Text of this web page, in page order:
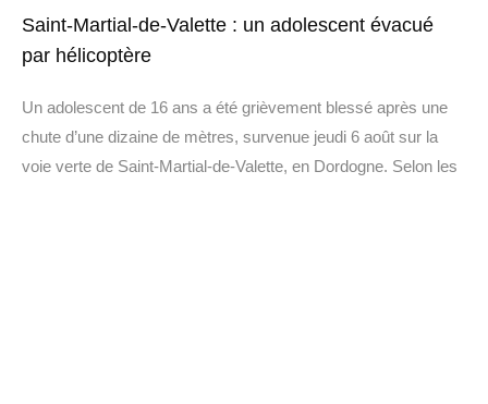
Saint-Martial-de-Valette : un adolescent évacué
par hélicoptère
Un adolescent de 16 ans a été grièvement blessé après une
chute d’une dizaine de mètres, survenue jeudi 6 août sur la
voie verte de Saint-Martial-de-Valette, en Dordogne. Selon les